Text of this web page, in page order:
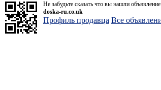
Не забудьте сказать что вы нашли
doska-ru.co.uk
Профиль продавца Все